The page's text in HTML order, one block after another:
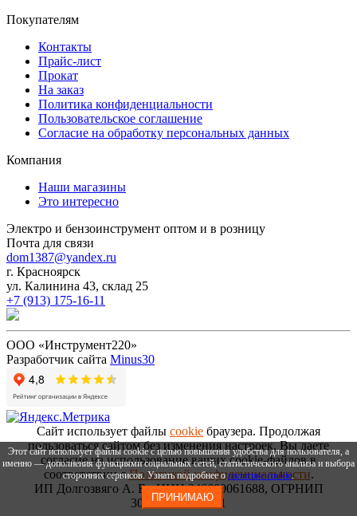
Этот сайт использует файлы cookie с целью повышения удобства для пользователя, а
именно — дополнения функциями социальных сетей, статистического анализа и выбора
сторонних сервисов. Узнать подробнее ополитике cookie.
ПРИНИМАЮ
Покупателям
Контакты
Прайс-лист
Прокат
На заказ
Политика конфиденциальности
Пользовательское соглашение
Согласие на обработку персональных данных
Компания
Наши магазины
Это интересно
Электро и бензоинструмент оптом и в розницу
Почта для связи
dom1387@yandex.ru
г. Красноярск
ул. Калинина 43, склад 25
+7 (913) 175-16-11
ООО «Инструмент220»
Разработчик сайта Minus30
Сайт использует файлы cookie браузера. Продолжая
пользоваться сайтом без изменения настроек, Вы даете
согласие на использование ваших cookie-файлов в
соответствии сПолитикой конфиденциальности.
ИП Долгозвяго А. В., ИНН 246600061688, ОГРНИП
306246636300031